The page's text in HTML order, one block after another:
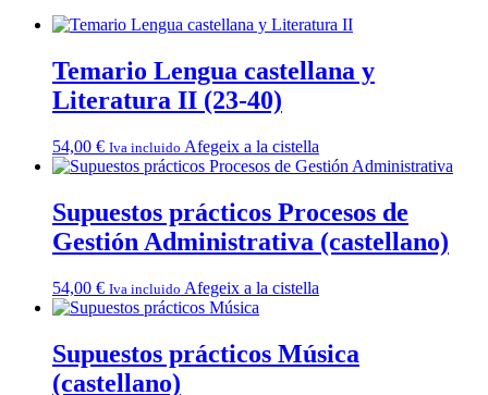
Temario Lengua castellana y
Literatura II (23-40)
54,00 € Iva incluido Afegeix a la cistella
Supuestos prácticos Procesos de
Gestión Administrativa (castellano)
54,00 € Iva incluido Afegeix a la cistella
Supuestos prácticos Música
(castellano)